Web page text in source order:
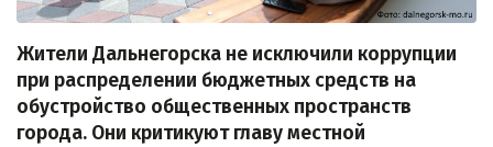
Жители Дальнегорска не исключили коррупции
при распределении бюджетных средств на
обустройство общественных пространств
города. Они критикуют главу местной